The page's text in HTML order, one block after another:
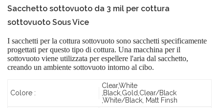
Sacchetto sottovuoto da 3 mil per cottura
sottovuoto Sous Vice
I sacchetti per la cottura sottovuoto sono sacchetti specificamente
progettati per questo tipo di cottura. Una macchina per il
sottovuoto viene utilizzata per espellere l'aria dal sacchetto,
creando un ambiente sottovuoto intorno al cibo.
Colore :
Clear,White
,Black,Gold,Clear/Black
,White/Black, Matt Finsh